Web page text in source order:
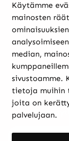
Käytämme
mainosten
median,
sivustoamme.
tietoja muihin
joita on
palvelujaan.
Etkö
Haku: